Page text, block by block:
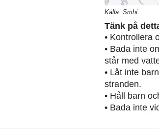
Källa: Smhi.
Tänk på
• Kontrollera
• Bada inte
står med
• Låt inte
stranden.
• Håll barn
• Bada inte